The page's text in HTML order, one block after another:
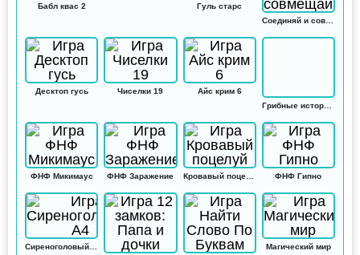
Бабл квас 2
Гуль старс
Соединяй и совмещай
Десктоп гусь Чиселки 19
Айс крим 6
Грибные истории: Кликер
ФНФ Микимаус ФНФ Заражение Кровавый поцелуй ФНФ Гипно
Магический мир